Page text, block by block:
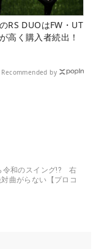
RS DUOはFW・UT
高く購入者続出！
Recommended by
令和のスイング!? 右
曲がらない【プロコ